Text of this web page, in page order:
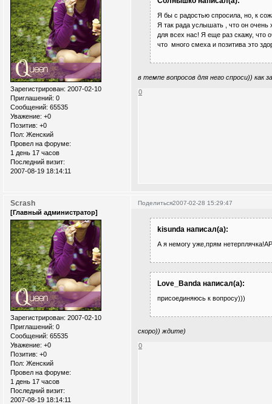
Зарегистрирован: 2007-02-10
Приглашений: 0
Сообщений: 65535
Уважение: +0
Позитив: +0
Пол: Женский
Провел на форуме:
1 день 17 часов
Последний визит:
2007-08-19 18:14:11
Я бы с радостью спросила, но, к
Я так рада услышать , что он очень
для всех нас! Я еще раз скажу, что
что много смеха и позитива это
в темпе вопросов для него спроси)) как
0
Поделиться2007-02-28 15:29:47
Scrash
[Главный администратор]
Зарегистрирован: 2007-02-10
Приглашений: 0
Сообщений: 65535
Уважение: +0
Позитив: +0
Пол: Женский
Провел на форуме:
1 день 17 часов
Последний визит:
2007-08-19 18:14:11
kisunda написал(а):
А я немогу уже,прям
Love_Banda написал(а):
присоединяюсь к вопросу)))
скоро)) ждите)
0